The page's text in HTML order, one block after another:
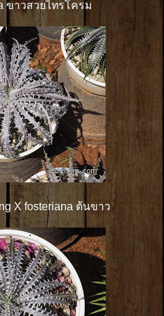
ขาวสวยไทรโครม
X fosteriana ต้นขาว